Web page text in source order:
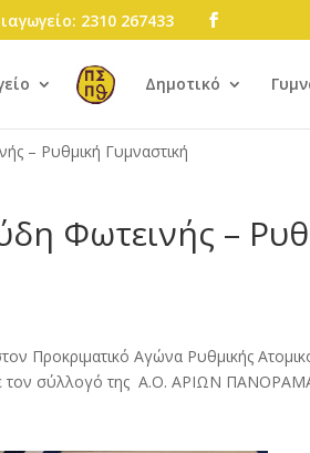
2310 267433
Δημοτικό
– Ρυθμική Γυμναστική
Φωτεινής –
Προκριματικό Αγώνα Ρυθμικής
τον σύλλογό της Α.Ο. ΑΡΙΩΝ